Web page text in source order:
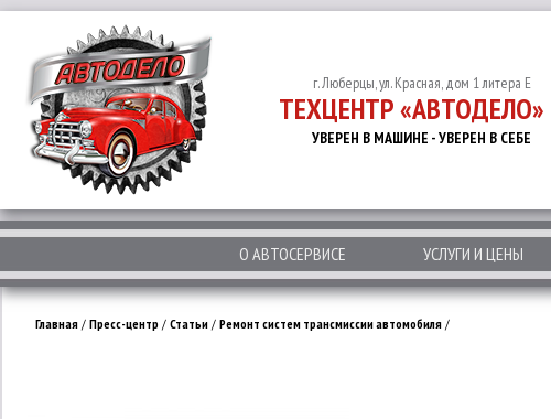
г. Люберцы, ул. Красная, дом 1 литера Е
ТЕХЦЕНТР «АВТОДЕЛО»
УВЕРЕН В МАШИНЕ - УВЕРЕН В СЕБЕ
О АВТОСЕРВИСЕ УСЛУГИ И ЦЕНЫ
Главная / Пресс-центр / Статьи / Ремонт систем трансмиссии автомобиля /